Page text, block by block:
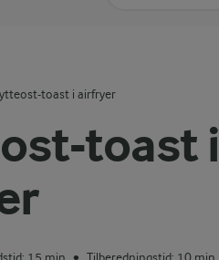
toast i
15 min Tilberedningstid: 10 min
toast i airfryer